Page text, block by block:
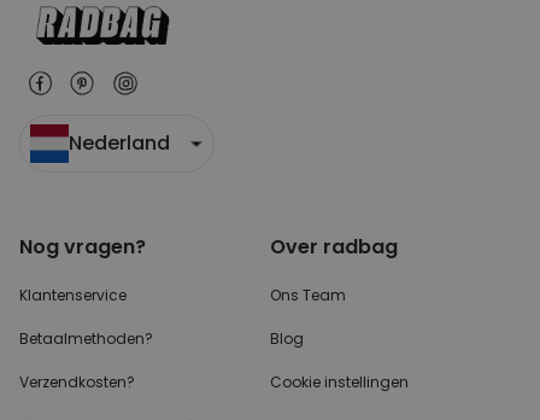
Nederland
Nog vragen?
Klantenservice
Betaalmethoden?
Verzendkosten?
Over radbag
Ons Team
Blog
Cookie instellingen